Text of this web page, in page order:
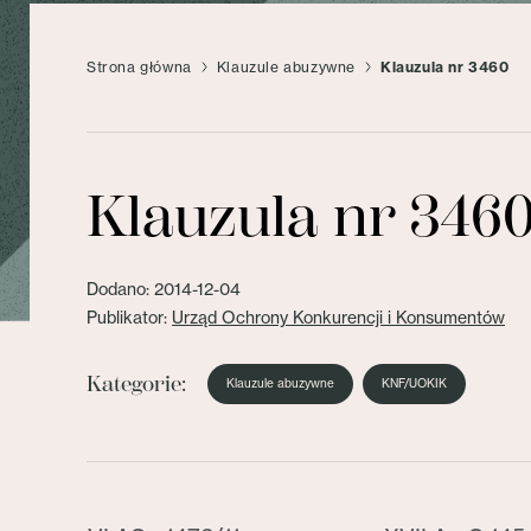
Strona główna Klauzule abuzywne Klauzula nr 3460
Klauzula nr
Dodano: 2014-12-04
Publikator: Urząd Ochrony Konkurencji i Konsumentów
Kategorie: Klauzule abuzywne KNF/UOKIK